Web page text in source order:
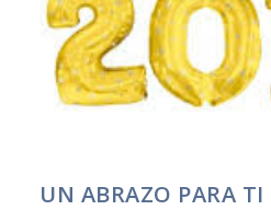
UN ABRAZO PARA TI